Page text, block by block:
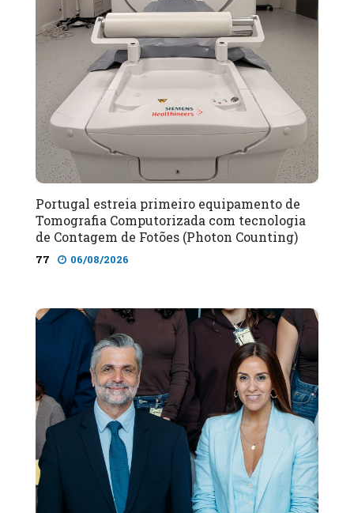
Portugal estreia primeiro equipamento de
Tomografia Computorizada com tecnologia
de Contagem de Fotões (Photon Counting)
77 06/08/2026